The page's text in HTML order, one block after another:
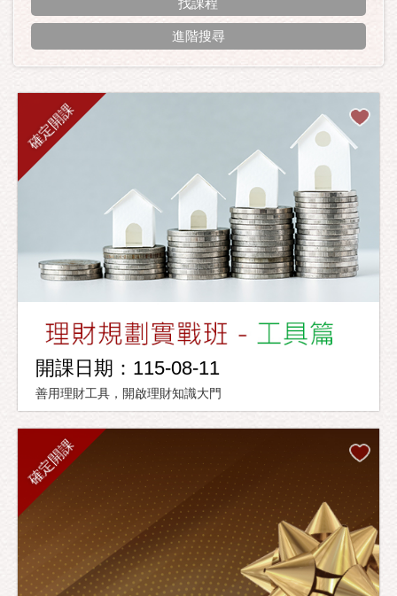
進階搜尋
確定開課
開課日期：115-08-11
善用理財工具，開啟理財知識大門
確定開課